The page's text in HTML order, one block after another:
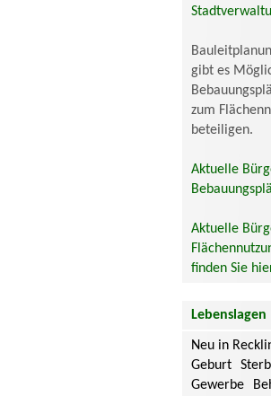
gibt es
zum
beteiligen.
Aktuelle
Aktuelle
finden Sie
Lebenslagen
Neu in
Geburt
Gewerbe